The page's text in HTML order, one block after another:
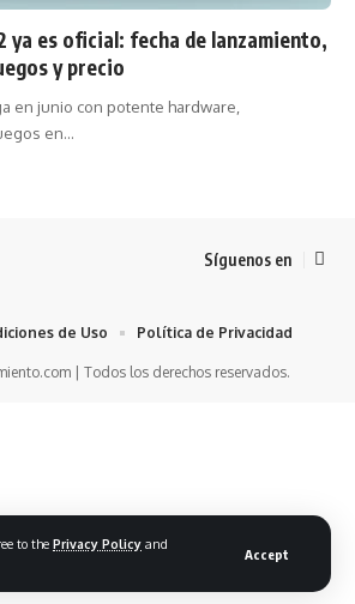
to the Privacy Policy and
Accept
ya es oficial: fecha de lanzamiento,
y precio
en junio con potente hardware,
en…
Síguenos en
| Todos los derechos reservados.
de Uso Política de Privacidad